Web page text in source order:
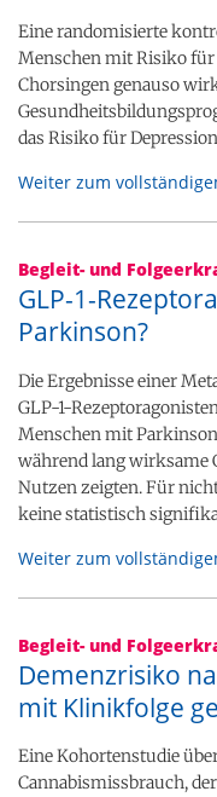
Eine randomisierte
Menschen mit Risiko für
Chorsingen genauso
das Risiko für
Weiter zum
Begleit- und
GLP-1-
Parkinson?
Die Ergebnisse einer
GLP-1-
Menschen mit
während lang wirksame
Nutzen zeigten. Für
keine statistisch
Weiter zum
Begleit- und
Demenzrisiko
mit Klinikfolge
Eine Kohortenstudie
Cannabismissbrauch,